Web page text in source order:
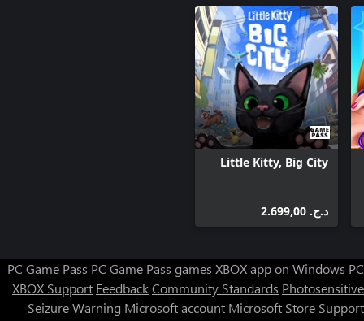
Little Kitty, Big City
د.ج.‏ 2.699,00
PC Game Pass PC Game Pass games XBOX app on Windows PC
XBOX Support FeedbackCommunity Standards Photosensitive
Seizure Warning Microsoft account Microsoft Store Support